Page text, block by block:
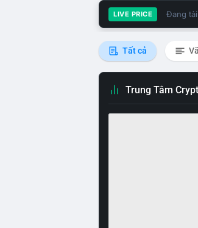
LIVE PRICE Đang
Tất cả
Trung Tâm